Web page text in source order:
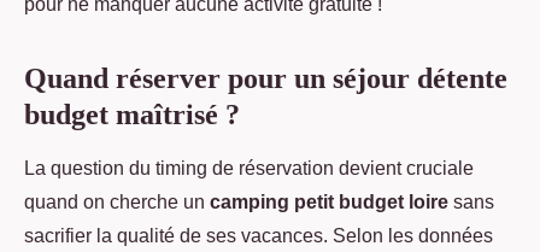
Quand réserver pour un séjour détente
budget maîtrisé ?
La question du timing de réservation devient cruciale
quand on cherche un camping petit budget loire sans
sacrifier la qualité de ses vacances. Selon les données